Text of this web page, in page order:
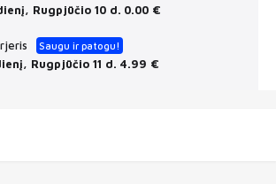
Rugpjūčio 10 d. 0.00 €
Saugu ir patogu!
Rugpjūčio 11 d. 4.99 €